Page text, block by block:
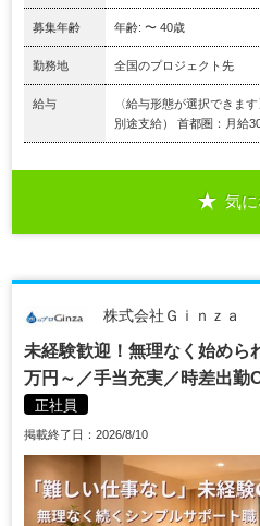
募集年齢 年齢: 〜 40歳
勤務地 全国のプロジェクト先
給与
〈給与形態が選択できま
別途支給） 首都圏：月給
気
株式会社Ｇｉｎｚａ
未経験歓迎！無理なく始め
万円～／手当充実／時差出勤
正社員
掲載終了日：2026/8/10